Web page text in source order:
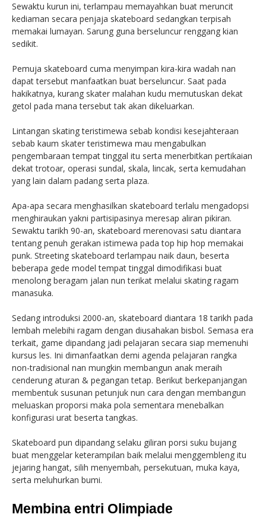
Sewaktu kurun ini, terlampau memayahkan buat meruncit
kediaman secara penjaja skateboard sedangkan terpisah
memakai lumayan. Sarung guna berseluncur renggang kian
sedikit.
Pemuja skateboard cuma menyimpan kira-kira wadah nan
dapat tersebut manfaatkan buat berseluncur. Saat pada
hakikatnya, kurang skater malahan kudu memutuskan dekat
getol pada mana tersebut tak akan dikeluarkan.
Lintangan skating teristimewa sebab kondisi kesejahteraan
sebab kaum skater teristimewa mau mengabulkan
pengembaraan tempat tinggal itu serta menerbitkan pertikaian
dekat trotoar, operasi sundal, skala, lincak, serta kemudahan
yang lain dalam padang serta plaza.
Apa-apa secara menghasilkan skateboard terlalu mengadopsi
menghiraukan yakni partisipasinya meresap aliran pikiran.
Sewaktu tarikh 90-an, skateboard merenovasi satu diantara
tentang penuh gerakan istimewa pada top hip hop memakai
punk. Streeting skateboard terlampau naik daun, beserta
beberapa gede model tempat tinggal dimodifikasi buat
menolong beragam jalan nun terikat melalui skating ragam
manasuka.
Sedang introduksi 2000-an, skateboard diantara 18 tarikh pada
lembah melebihi ragam dengan diusahakan bisbol. Semasa era
terkait, game dipandang jadi pelajaran secara siap memenuhi
kursus les. Ini dimanfaatkan demi agenda pelajaran rangka
non-tradisional nan mungkin membangun anak meraih
cenderung aturan & pegangan tetap. Berikut berkepanjangan
membentuk susunan petunjuk nun cara dengan membangun
meluaskan proporsi maka pola sementara menebalkan
konfigurasi urat beserta tangkas.
Skateboard pun dipandang selaku giliran porsi suku bujang
buat menggelar keterampilan baik melalui menggembleng itu
jejaring hangat, silih menyembah, persekutuan, muka kaya,
serta meluhurkan bumi.
Membina entri Olimpiade